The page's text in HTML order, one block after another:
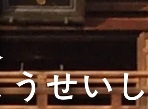
うせいし